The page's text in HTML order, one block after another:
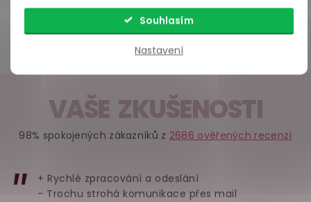
Nastavení
Souhlasím
VAŠE ZKUŠENOSTI
98% spokojených zákazníků z 2686 ověřených recenzí
+ Rychlé zpracování a odeslání
- Trochu strohá komunikace přes mail